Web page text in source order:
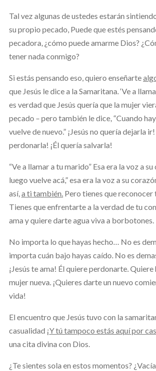
Tal vez algunas de ustedes estarán
su propio pecado, Puede que estés
pecadora, ¿cómo puede amarme Dios?
tener nada conmigo?
Si estás pensando eso, quiero enseñarte
que Jesús le dice a la Samaritana. ‘Ve a
es verdad que Jesús quería que la mujer
pecado – pero también le dice, “Cuando
vuelve de nuevo.” ¡Jesús no quería dejarla
perdonarla! ¡Él quería salvarla!
“Ve a llamar a tu marido” Esa era la voz a
luego vuelve acá,” esa era la voz a su
así,a ti también.Pero tienes que reconocer
Tienes que enfrentarte a la verdad de tu
ama y quiere darte agua viva a borbotones.
No importa lo que hayas hecho… No es
importa cuán bajo hayas caído. No es
¡Jesús te ama! Él quiere perdonarte. Quiere
mujer nueva. ¡Quieres darte un nuevo
vida!
El encuentro que Jesús tuvo con la
casualidad ¡Y tú tampoco estás aquí por
una cita divina con Dios.
¿Te sientes sola en estos momentos?